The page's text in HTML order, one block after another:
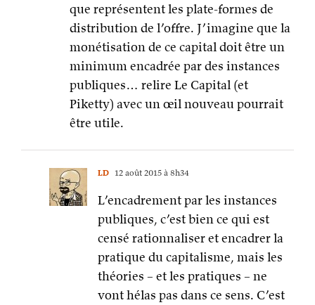
que représentent les plate-formes de
distribution de l’offre. J’imagine que la
monétisation de ce capital doit être un
minimum encadrée par des instances
publiques… relire Le Capital (et
Piketty) avec un œil nouveau pourrait
être utile.
LD 12 août 2015 à 8h34
L’encadrement par les instances
publiques, c’est bien ce qui est
censé rationnaliser et encadrer la
pratique du capitalisme, mais les
théories – et les pratiques – ne
vont hélas pas dans ce sens. C’est